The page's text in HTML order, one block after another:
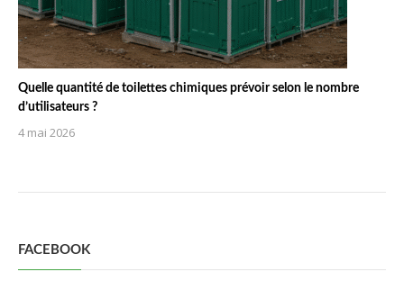
Quelle quantité de toilettes chimiques prévoir selon le nombre
d’utilisateurs ?
4 mai 2026
FACEBOOK